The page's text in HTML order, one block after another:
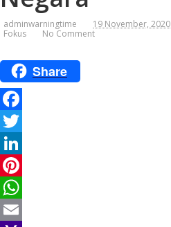
adminwarningtime
19 November, 2020
Fokus
No Comment
Share
F
a
c
e
b
T
w
t
L
n
P
W